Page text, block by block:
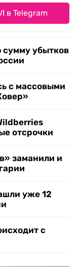
в Telegram
убытков
с массовыми
отсрочки
заманили и
уже 12
с